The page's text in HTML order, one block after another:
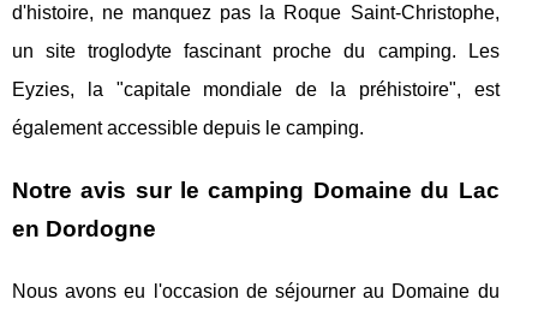
d'histoire, ne manquez pas la Roque Saint-Christophe,
un site troglodyte fascinant proche du camping. Les
Eyzies, la "capitale mondiale de la préhistoire", est
également accessible depuis le camping.
Notre avis sur le camping Domaine du Lac
en Dordogne
Nous avons eu l'occasion de séjourner au Domaine du